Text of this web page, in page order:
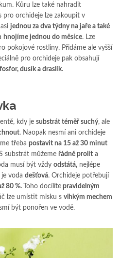
Kůru lze také nahradit
pro orchideje lze zakoupit v
jednou za dva týdny na jaře a také
hnojíme jednou do měsíce. Lze
pokojové rostliny. Přidáme ale vyšší
pro orchideje pak obsahují
fosfor, dusík a draslík.
kdy je substrát téměř suchý, ale
. Naopak nesmí ani orchideje
třeba postavit na 15 až 30 minut
substrát můžeme řádně prolít a
musí být vždy odstátá, nejlépe
je voda dešťová. Orchideje potřebují
80 %.
Toho docílíte pravidelným
lze umístit misku s vlhkým mechem
být ponořen ve vodě.